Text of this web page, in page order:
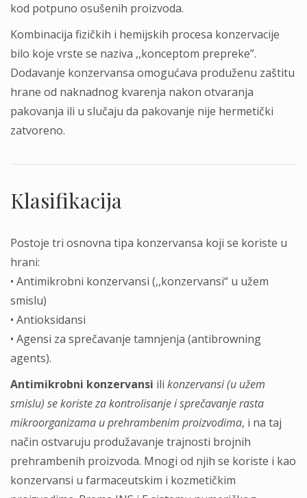
kod potpuno osušenih proizvoda.
Kombinacija fizičkih i hemijskih procesa konzervacije
bilo koje vrste se naziva ,,konceptom prepreke”.
Dodavanje konzervansa omogućava produženu zaštitu
hrane od naknadnog kvarenja nakon otvaranja
pakovanja ili u slučaju da pakovanje nije hermetički
zatvoreno.
Klasifikacija
Postoje tri osnovna tipa konzervansa koji se koriste u
hrani:
• Antimikrobni konzervansi (,,konzervansi“ u užem
smislu)
• Antioksidansi
• Agensi za sprečavanje tamnjenja (antibrowning
agents).
Antimikrobni konzervansi ili konzervansi (u užem
smislu) se koriste za kontrolisanje i sprečavanje rasta
mikroorganizama u prehrambenim proizvodima, i na taj
način ostvaruju produžavanje trajnosti brojnih
prehrambenih proizvoda. Mnogi od njih se koriste i kao
konzervansi u farmaceutskim i kozmetičkim